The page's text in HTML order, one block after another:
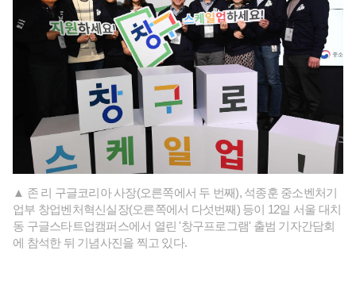
▲ 존 리 구글코리아 사장(오른쪽에서 두 번째), 석종훈 중소벤처기
업부 창업벤처혁신실장(오른쪽에서 다섯번째) 등이 12일 서울 대치
동 구글스타트업캠퍼스에서 열린 '창구프로그램' 출범 기자간담회
에 참석한 뒤 기념사진을 찍고 있다.